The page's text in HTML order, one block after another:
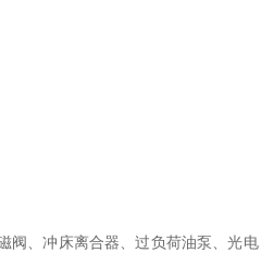
阀、冲床离合器、过负荷油泵、光电